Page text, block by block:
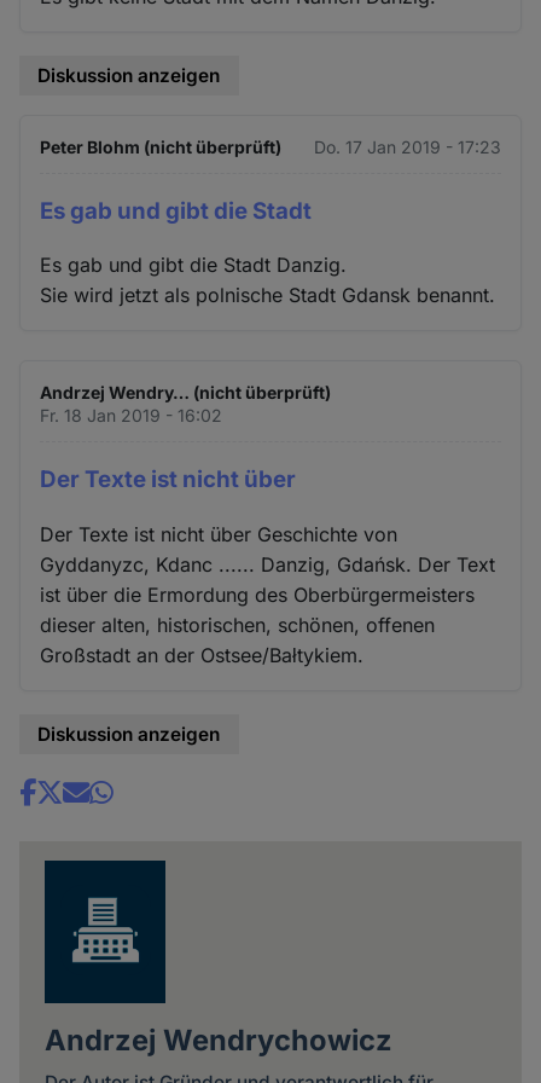
Diskussion anzeigen
Peter Blohm (nicht überprüft) Do. 17 Jan 2019 - 17:23
Es gab und gibt die Stadt
Es gab und gibt die Stadt Danzig.
Sie wird jetzt als polnische Stadt Gdansk benannt.
Andrzej Wendry… (nicht überprüft)
Fr. 18 Jan 2019 - 16:02
Der Texte ist nicht über
Der Texte ist nicht über Geschichte von
Gyddanyzc, Kdanc ...... Danzig, Gdańsk. Der Text
ist über die Ermordung des Oberbürgermeisters
dieser alten, historischen, schönen, offenen
Großstadt an der Ostsee/Bałtykiem.
Diskussion anzeigen
Share
Andrzej Wendrychowicz